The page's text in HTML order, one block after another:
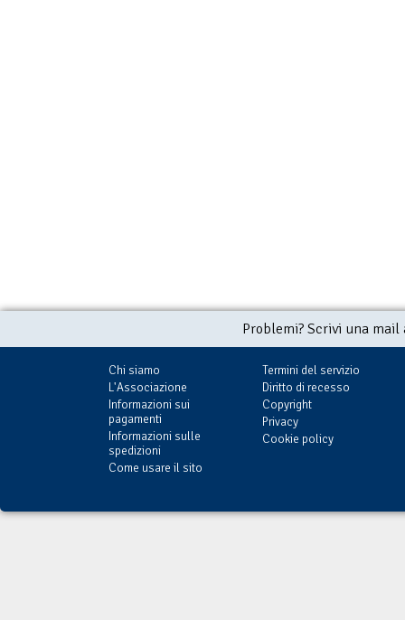
Problemi? Scrivi una
Chi siamo
L'Associazione
Informazioni sui
pagamenti
Informazioni sulle
spedizioni
Come usare il sito
Termini del servizio
Diritto di recesso
Copyright
Privacy
Cookie policy